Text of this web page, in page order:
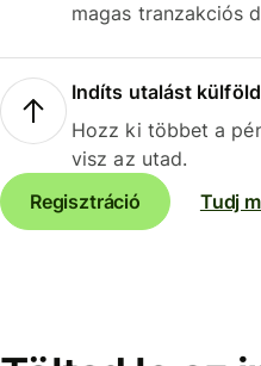
magas tranzakciós
Indíts utalást
Hozz ki többet a
visz az utad.
Regisztráció
Tudj